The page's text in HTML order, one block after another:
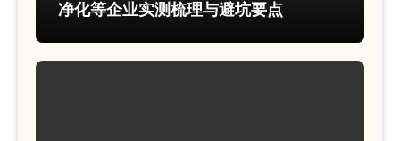
净化等企业实测梳理与避坑要点